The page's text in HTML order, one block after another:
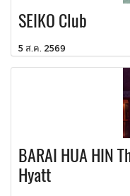
SEIKO Club
5 ส.ค. 2569
BARAI HUA HIN
Hyatt